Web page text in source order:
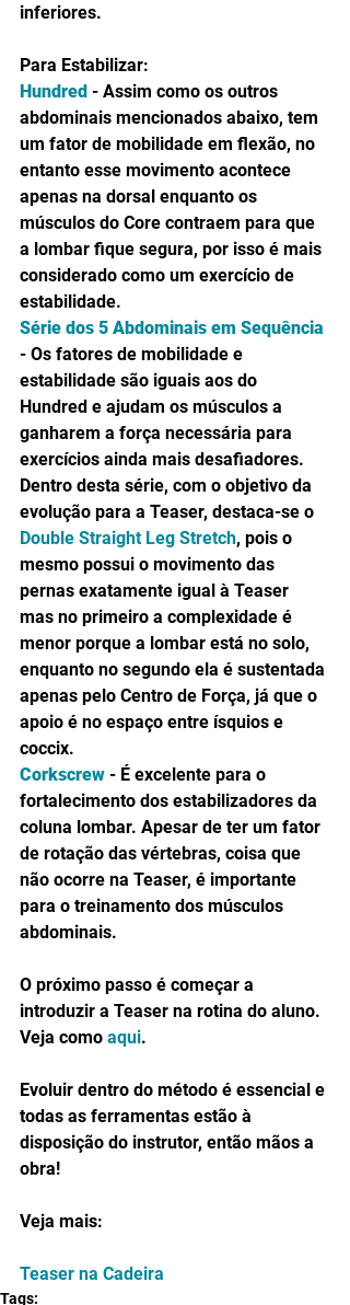
inferiores.
Para Estabilizar:
Hundred - Assim como os outros
abdominais mencionados abaixo, tem
um fator de mobilidade em flexão, no
entanto esse movimento acontece
apenas na dorsal enquanto os
músculos do Core contraem para que
a lombar fique segura, por isso é mais
considerado como um exercício de
estabilidade.
Série dos 5 Abdominais em Sequência
- Os fatores de mobilidade e
estabilidade são iguais aos do
Hundred e ajudam os músculos a
ganharem a força necessária para
exercícios ainda mais desafiadores.
Dentro desta série, com o objetivo da
evolução para a Teaser, destaca-se o
Double Straight Leg Stretch, pois o
mesmo possui o movimento das
pernas exatamente igual à Teaser
mas no primeiro a complexidade é
menor porque a lombar está no solo,
enquanto no segundo ela é sustentada
apenas pelo Centro de Força, já que o
apoio é no espaço entre ísquios e
coccix.
Corkscrew - É excelente para o
fortalecimento dos estabilizadores da
coluna lombar. Apesar de ter um fator
de rotação das vértebras, coisa que
não ocorre na Teaser, é importante
para o treinamento dos músculos
abdominais.
O próximo passo é começar a
introduzir a Teaser na rotina do aluno.
Veja como aqui.
Evoluir dentro do método é essencial e
todas as ferramentas estão à
disposição do instrutor, então mãos a
obra!
Veja mais:
Teaser na Cadeira
Tags: